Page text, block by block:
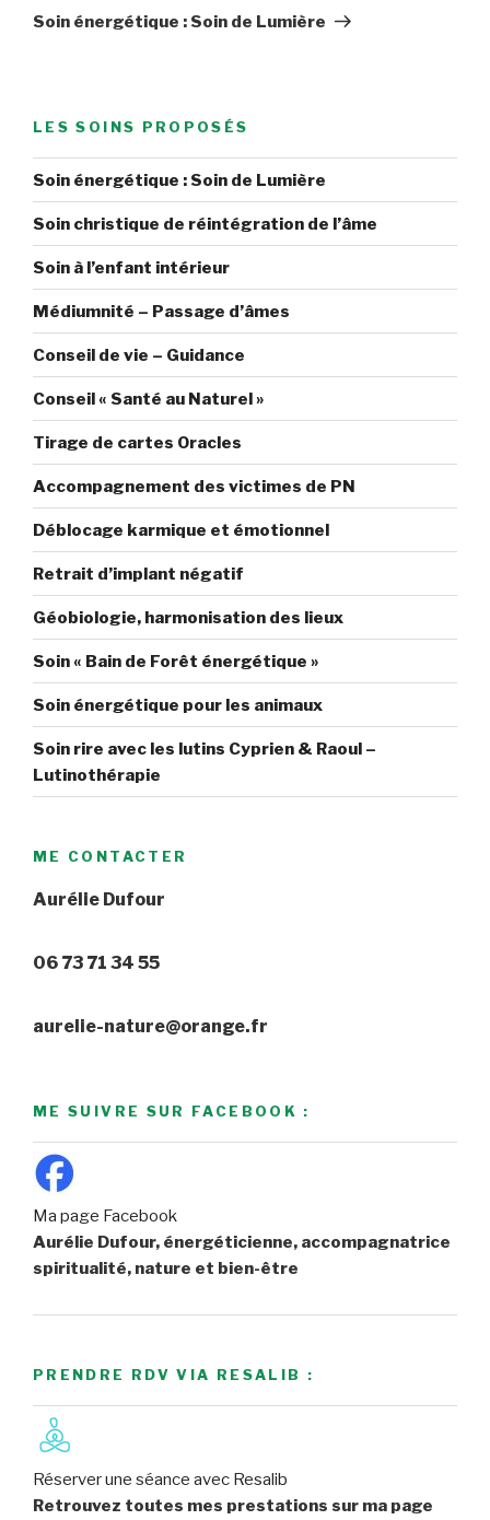
suivant
Soin énergétique : Soin de Lumière
LES SOINS PROPOSÉS
Soin énergétique : Soin de Lumière
Soin christique de réintégration de l’âme
Soin à l’enfant intérieur
Médiumnité – Passage d’âmes
Conseil de vie – Guidance
Conseil « Santé au Naturel »
Tirage de cartes Oracles
Accompagnement des victimes de PN
Déblocage karmique et émotionnel
Retrait d’implant négatif
Géobiologie, harmonisation des lieux
Soin « Bain de Forêt énergétique »
Soin énergétique pour les animaux
Soin rire avec les lutins Cyprien & Raoul –
Lutinothérapie
ME CONTACTER
Aurélie Dufour
06 73 71 34 55
aurelie-nature@orange.fr
ME SUIVRE SUR FACEBOOK :
Ma page Facebook
Aurélie Dufour, énergéticienne, accompagnatrice
spiritualité, nature et bien-être
PRENDRE RDV VIA RESALIB :
Réserver une séance avec Resalib
Retrouvez toutes mes prestations sur ma page